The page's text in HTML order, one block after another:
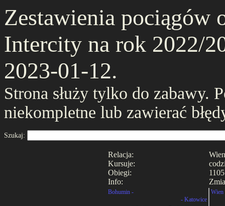
Zestawienia pociągów
Intercity na rok 2022/
2023-01-12.
Strona służy tylko do zabawy.
niekompletne lub zawierać
Szukaj:
Relacja:
Kursuje:
Obiegi:
Info:
Bohumin -
- Katowice